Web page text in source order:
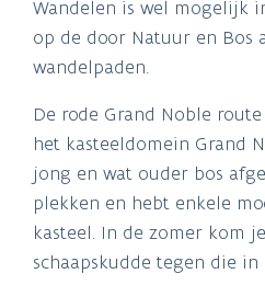
Wandelen is wel mogelijk
op de door Natuur en Bos
wandelpaden.
De rode Grand Noble
het kasteeldomein Grand
jong en wat ouder bos
plekken en hebt enkele
kasteel. In de zomer kom
schaapskudde tegen die